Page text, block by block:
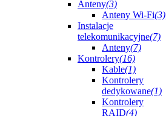
Anteny(3)
Anteny Wi-Fi(3)
Instalacje
telekomunikacyjne(7)
Anteny(7)
Kontrolery(16)
Kable(1)
Kontrolery
dedykowane(1)
Kontrolery
RAID(4)